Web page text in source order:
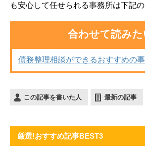
も安心して任せられる事務所は下記の
合わせて読みた
債務整理相談ができるおすすめの事
この記事を書いた人 最新の記事
厳選!おすすめ記事BEST3